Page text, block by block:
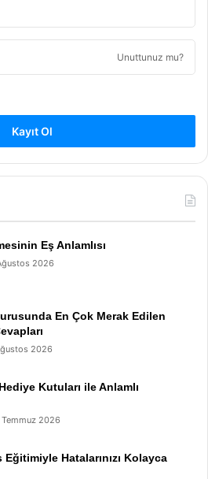
Unuttunuz mu?
Kayıt Ol
Eş Anlamlısı
2026
En Çok Merak Edilen
2026
Kutuları ile Anlamlı
2026
Hatalarınızı Kolayca